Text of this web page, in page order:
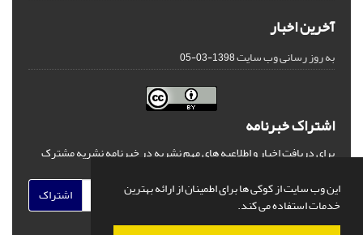
این وب سایت از کوکی ها برای اطمینان از ارائه بهترین
خدمات استفاده می کند.
آخرین اخبار
به روز رسانی وب سایت1398-03-05
اشتراک خبرنامه
برای دریافت اخبار و اطلاعیه های مهم نشریه در خبرنامه نشریه مشترک
اشتراک